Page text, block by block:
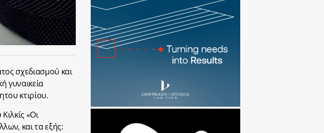
σχεδιασμού και
γυναικεία
κτιρίου.
«Οι
και τα εξής: